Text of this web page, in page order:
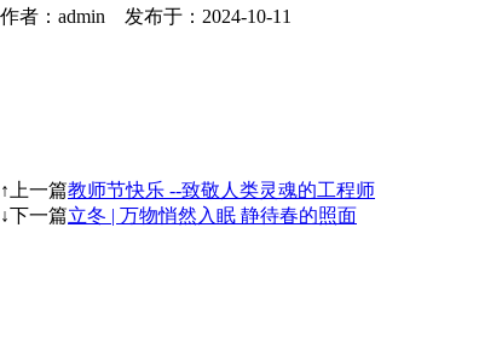
作者：admin 发布于：2024-10-11
↑上一篇教师节快乐 --致敬人类灵魂的工程师
↓下一篇立冬 | 万物悄然入眠 静待春的照面